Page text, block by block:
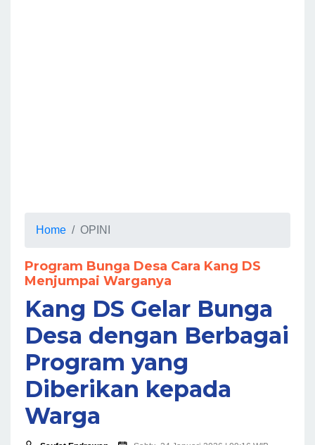
Home OPINI
Program Bunga Desa Cara Kang DS
Menjumpai Warganya
Kang DS Gelar Bunga
Desa dengan Berbagai
Program yang
Diberikan kepada
Warga